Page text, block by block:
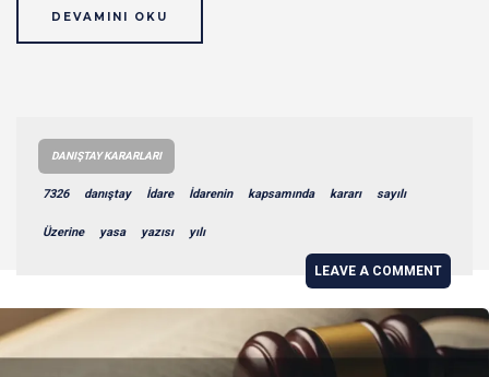
DEVAMINI OKU
DANIŞTAY KARARLARI
7326 danıştay İdare İdarenin kapsamında kararı sayılı
Üzerine yasa yazısı yılı
LEAVE A COMMENT